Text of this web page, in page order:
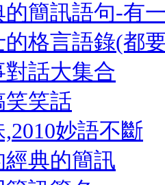
簡訊語句-有
的格言語錄(都
話大集合
笑笑話
妙語不斷
典的簡訊